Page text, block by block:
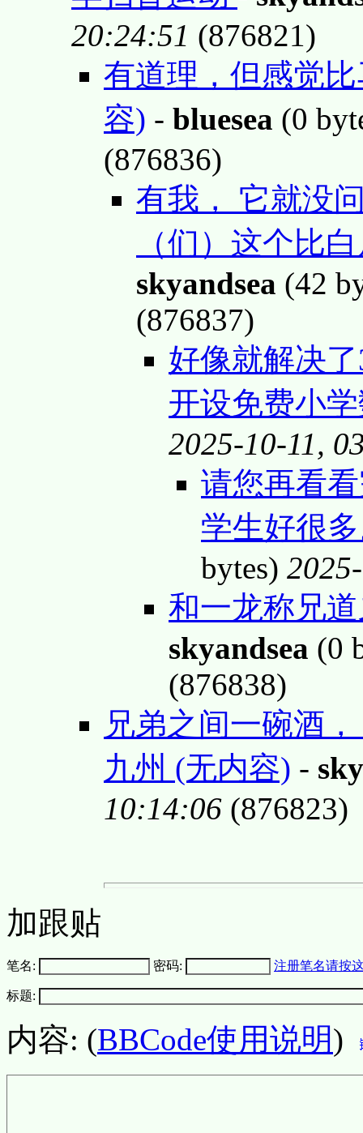
20:24:51 (876821)
有道理，但感觉
容) - bluesea (0
(876836)
有我， 它就没
（们）这个比
skyandsea (42
(876837)
好像就解决
开设免费小
2025-10-11,
请您再看
学生好很
bytes)
和一龙称兄
skyandsea (0
(876838)
兄弟之间一碗酒
九州 (无内容) -
10:14:06 (876823)
加跟贴
笔名: 密码: 注册笔名请按
标题:
内容: (BBCode使用说明)